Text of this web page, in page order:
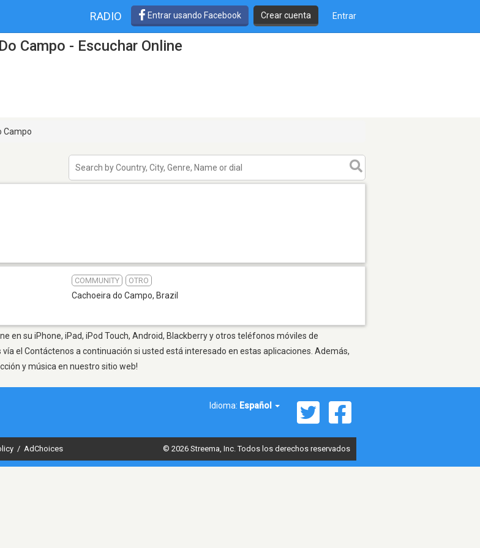
RADIO Entrar usando Facebook Crear cuenta Entrar
Campo - Escuchar Online
Campo
COMMUNITY OTRO
Cachoeira do Campo, Brazil
en su iPhone, iPad, iPod Touch, Android, Blackberry y otros teléfonos móviles de
el Contáctenos a continuación si usted está interesado en estas aplicaciones. Además,
y música en nuestro sitio web!
Idioma: Español
/ AdChoices © 2026 Streema, Inc. Todos los derechos reservados